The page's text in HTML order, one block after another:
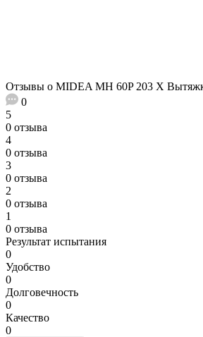
Отзывы о MIDEA MH 60P 203 X
0
5
0 отзыва
4
0 отзыва
3
0 отзыва
2
0 отзыва
1
0 отзыва
Результат испытания
0
Удобство
0
Долговечность
0
Качество
0